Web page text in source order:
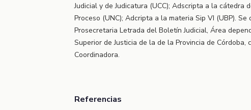
Judicial y de Judicatura (UCC); Adscripta a la cátedra
Proceso (UNC); Adcripta a la materia Sip VI (UBP). Se
Prosecretaria Letrada del Boletín Judicial, Área
Superior de Justicia de la de la Provincia de Córdoba,
Coordinadora.
Referencias